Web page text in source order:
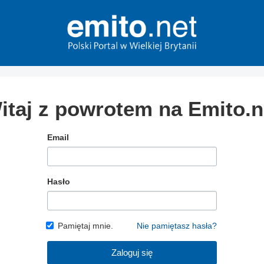
z powrotem na
Email
Hasło
Pamiętaj mnie. Nie pamiętasz hasła?
Zaloguj się